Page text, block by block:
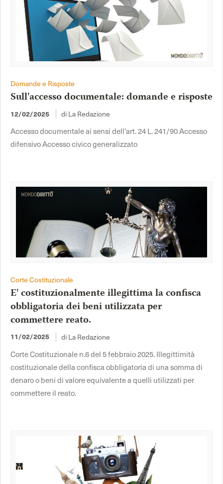
Domande e Risposte
Sull'accesso documentale: domande e risposte
12/02/2025 di La Redazione
Accesso documentale ai sensi dell'art. 24 L. 241/90 Accesso
difensivo Accesso civico generalizzato
Corte Costituzionale
E' costituzionalmente illegittima la confisca
obbligatoria dei beni utilizzata per
commettere reato.
11/02/2025 di La Redazione
Corte Costituzionale n.6 del 5 febbraio 2025. Illegittimità
costituzionale della confisca obbligatoria di una somma di
denaro o beni di valore equivalente a quelli utilizzati per
commettere il reato.